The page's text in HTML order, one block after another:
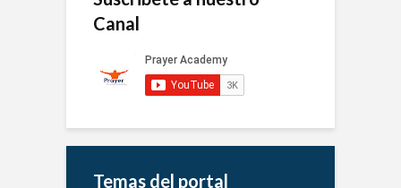
Canal
Temas del portal